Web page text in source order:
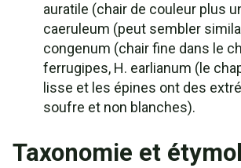
auratile (chair de couleur plus
caeruleum (peut sembler
congenum (chair fine dans le
ferrugipes, H. earlianum (le
lisse et les épines ont des
soufre et non blanches).
Taxonomie et